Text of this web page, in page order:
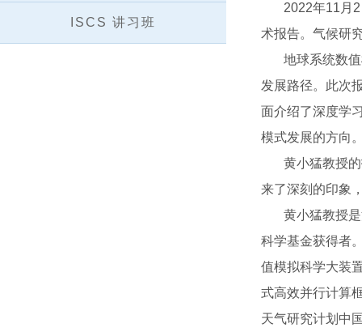
ISCS 讲习班
2022年11月2
术报告。气候研
地球系统数值
发展路径。此次
面介绍了深度学
模式发展的方向
黄小猛教授的
来了深刻的印象
黄小猛教授是
科学基金获得者
值模拟科学大装
式高效并行计算
天气研究计划中